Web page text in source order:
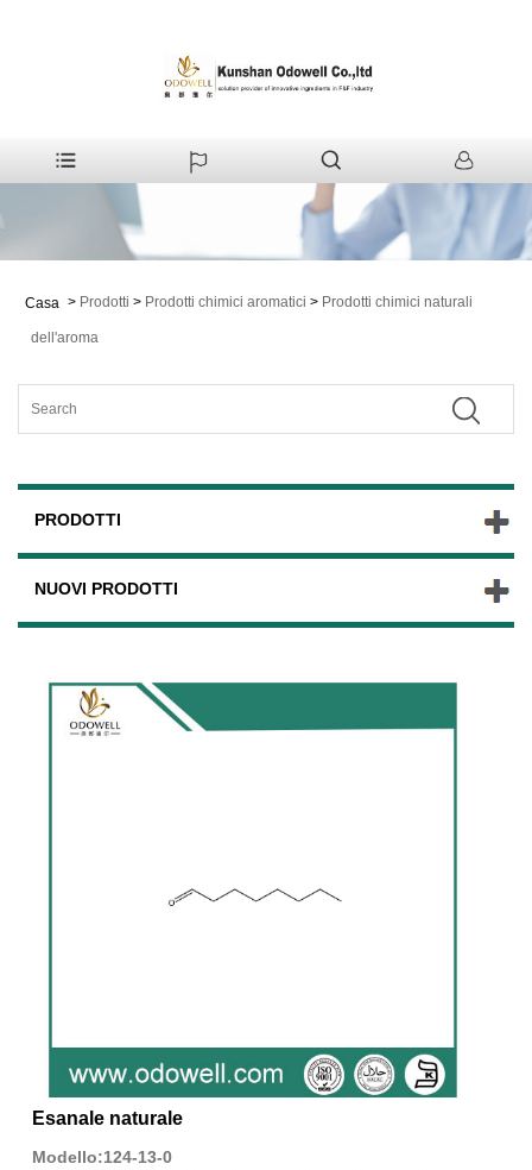
Casa > Prodotti > Prodotti chimici aromatici > Prodotti chimici naturali
dell'aroma
PRODOTTI
NUOVI PRODOTTI
Esanale naturale
Modello:124-13-0